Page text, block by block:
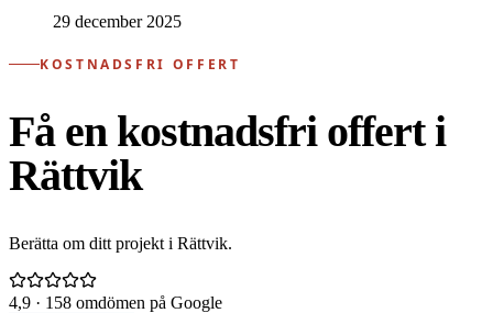
29 december 2025
KOSTNADSFRI OFFERT
Få en kostnadsfri offert i
Rättvik
Berätta om ditt projekt i Rättvik.
4,9 · 158 omdömen på Google